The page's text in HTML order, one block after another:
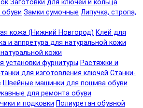
Заготовки для ключей и кольца
Замки сумочные Липучка, стропа,
кожа (Нижний Новгород) Клей для
и аппретура для натуральной кожи
кожи
установки фурнитуры Растяжки и
для изготовления ключей Станки-
Швейные машинки для пошива обуви
для ремонта обуви
и подковки Полиуретан обувной